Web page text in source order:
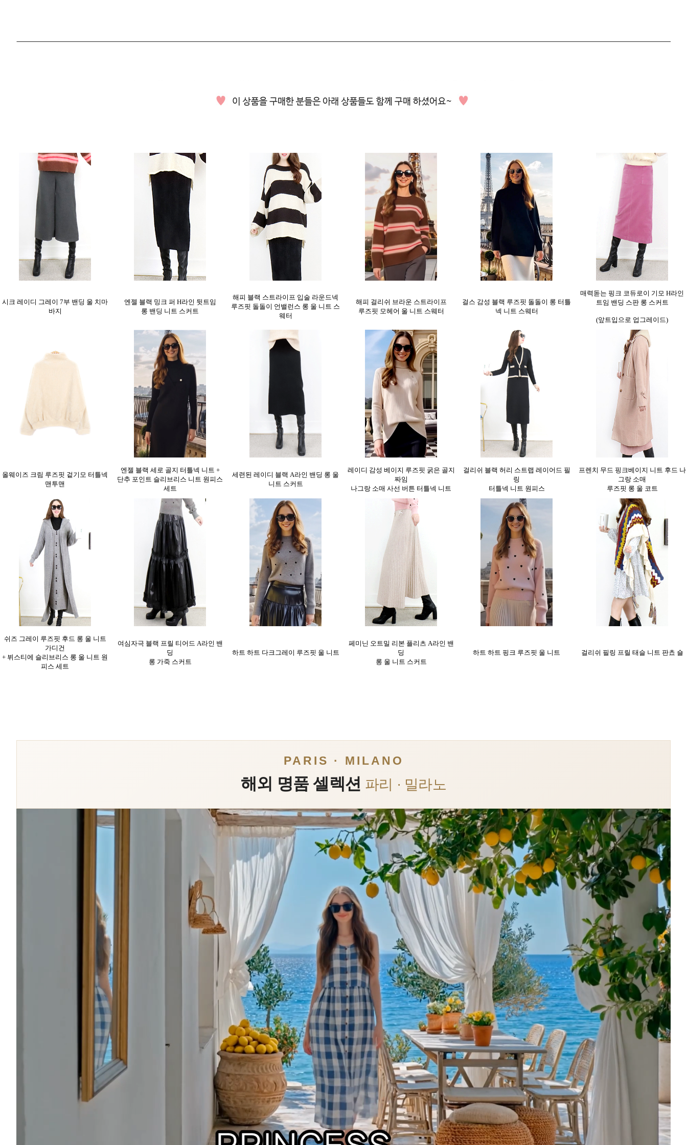
시크 레이디 그레이 7부 밴딩 울 치마
바지
엔젤 블랙 밍크 퍼 H라인 뒷트임
롱 밴딩 니트 스커트
해피 블랙 스트라이프 입술 라운드넥
루즈핏 돌돌이 언밸런스 롱 울 니트 스
웨터
해피 걸리쉬 브라운 스트라이프
루즈핏 모헤어 울 니트 스웨터
걸스 감성 블랙 루즈핏 돌돌이 롱 터틀
넥 니트 스웨터
매력돋는 핑크 코듀로이 기모 H라인
트임 밴딩 스판 롱 스커트
(앞트입으로 업그레이드)
올웨이즈 크림 루즈핏 겉기모 터틀넥
맨투맨
엔젤 블랙 세로 골지 터틀넥 니트 +
단추 포인트 슬리브리스 니트 원피스
세트
세련된 레이디 블랙 A라인 밴딩 롱 울
니트 스커트
레이디 감성 베이지 루즈핏 굵은 골지
짜임
나그랑 소매 사선 버튼 터틀넥 니트
걸리쉬 블랙 허리 스트랩 레이어드 필
링
터틀넥 니트 원피스
프렌치 무드 핑크베이지 니트 후드 나
그랑 소매
루즈핏 롱 울 코트
쉬즈 그레이 루즈핏 후드 롱 울 니트
가디건
+ 뷔스티에 슬리브리스 롱 울 니트 원
피스 세트
여심자극 블랙 프릴 티어드 A라인 밴
딩
롱 가죽 스커트
하트 하트 다크그레이 루즈핏 울 니트
페미닌 오트밀 리본 플리츠 A라인 밴
딩
롱 울 니트 스커트
하트 하트 핑크 루즈핏 울 니트 걸리쉬 필링 프릴 태슬 니트 판쵸 숄
PARIS · MILANO
해외 명품 셀렉션 파리 · 밀라노